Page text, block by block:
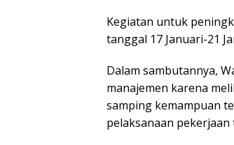
Kegiatan untuk
tanggal 17 Januari-21
Dalam sambutannya,
manajemen karena
samping kemampuan
pelaksanaan